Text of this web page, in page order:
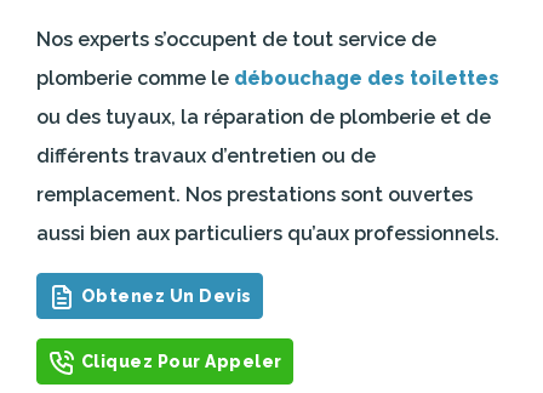
Nos experts s’occupent de tout service de
plomberie comme le débouchage des toilettes
ou des tuyaux, la réparation de plomberie et de
différents travaux d’entretien ou de
remplacement. Nos prestations sont ouvertes
aussi bien aux particuliers qu’aux professionnels.
Obtenez Un Devis
Cliquez Pour Appeler